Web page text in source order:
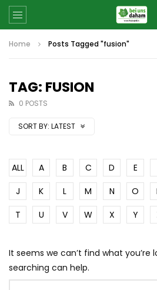
Home Posts Tagged "fusion"
TAG: FUSION
0 POSTS
SORT BY: LATEST
ALL A B C D E
J
K L M N O
T
U V W X Y
It seems we can’t find what you’re
searching can help.